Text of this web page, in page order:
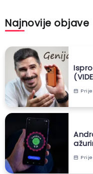
Najnovije objave